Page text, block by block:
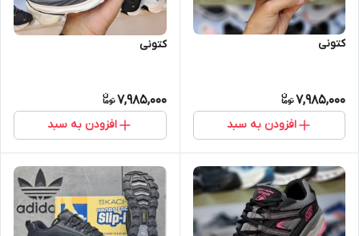
کتونی
7,985,000
افزودن به سبد
کتونی
7,985,000
افزودن به سبد